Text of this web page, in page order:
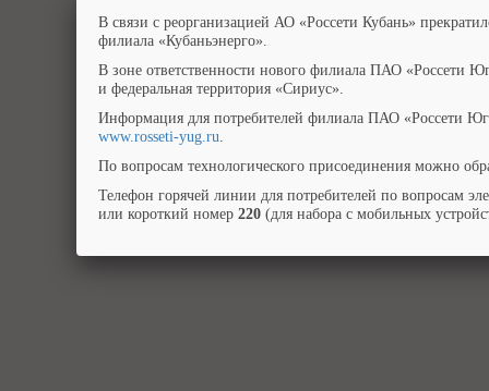
В связи с реорганизацией АО «Россети Кубань»
филиала «Кубаньэнерго».
В зоне ответственности нового филиала ПАО «Россети
и федеральная территория «Сириус».
Информация для потребителей филиала ПАО «Россети
www.rosseti-yug.ru.
По вопросам технологического присоединения можно
Телефон горячей линии для потребителей по вопросам
или короткий номер 220 (для набора с мобильных